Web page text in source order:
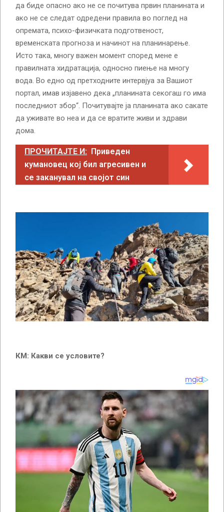
да биде опасно ако не се почитува првин планината и
ако не се следат одредени правила во поглед на
опремата, психо-физичката подготвеност,
временската прогноза и начинот на планинарење.
Исто така, многу важен момент според мене е
правилната хидратација, односно пиење на многу
вода. Во едно од претходните интервјуа за Вашиот
портал, имав изјавено дека „планината секогаш го има
последниот збор“. Почитувајте ја планината ако сакате
да уживате во неа и да се вратите живи и здрави
дома.
ПРОЧИТАЈТЕ И:
Приведен
кумановец кој бил агресивен и
се заканувал на својот син
КМ: Какви се условите?